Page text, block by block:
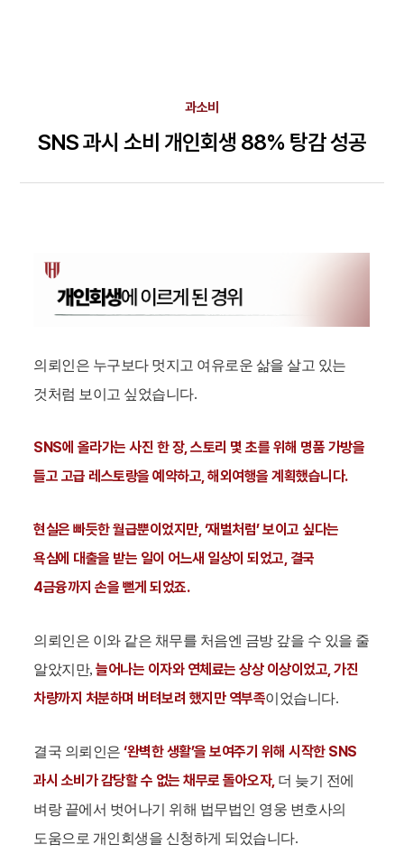
과소비
SNS 과시 소비 개인회생 88% 탕감 성공
의뢰인은 누구보다 멋지고 여유로운 삶을 살고 있는
것처럼 보이고 싶었습니다.
SNS에 올라가는 사진 한 장, 스토리 몇 초를 위해 명품 가방을
들고 고급 레스토랑을 예약하고, 해외여행을 계획했습니다.
현실은 빠듯한 월급뿐이었지만, ‘재벌처럼’ 보이고 싶다는
욕심에 대출을 받는 일이 어느새 일상이 되었고, 결국
4금융까지 손을 뻗게 되었죠.
의뢰인은 이와 같은 채무를 처음엔 금방 갚을 수 있을 줄
알았지만,늘어나는 이자와 연체료는 상상 이상이었고, 가진
차량까지 처분하며 버텨보려 했지만 역부족이었습니다.
결국 의뢰인은‘완벽한 생활’을 보여주기 위해 시작한 SNS
과시 소비가 감당할 수 없는 채무로 돌아오자, 더 늦기 전에
벼랑 끝에서 벗어나기 위해 법무법인 영웅 변호사의
도움으로 개인회생을 신청하게 되었습니다.